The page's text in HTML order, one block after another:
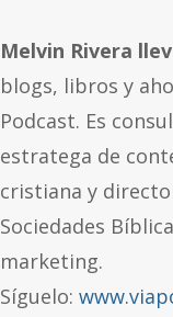
Melvin Rivera
blogs, libros y
Podcast. Es
estratega de
cristiana y
Sociedades
marketing.
Síguelo: